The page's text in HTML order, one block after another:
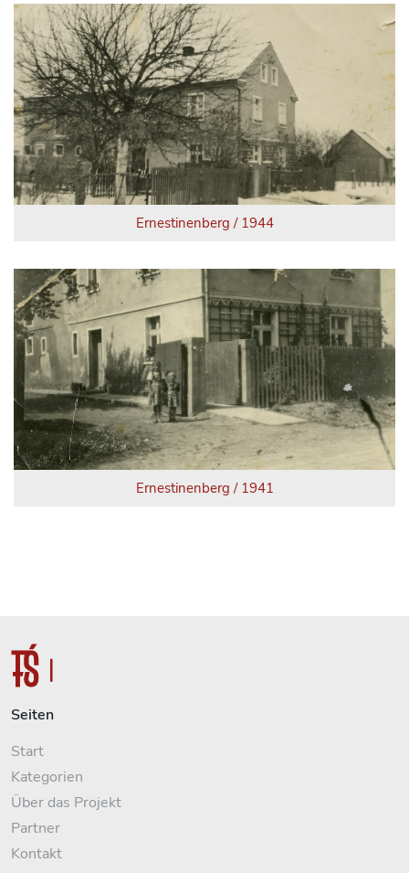
Ernestinenberg / 1944
Ernestinenberg / 1941
Seiten
Start
Kategorien
Über das Projekt
Partner
Kontakt